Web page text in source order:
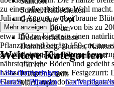
Sonne, Halbschatten
Größe ohne Topf
30 cm - 100 cm
Bodenverhältnisse
Durchlässig, Humos,
Empfohlener Pflanzabstand
150 cm
Pflanzenschnitt
März, April
zu einer pflegeleichten Wahl
Juli und August, wobei braune
Mit einer Wuchshöhe von bis zu
etwa 150 cm bietet sie einen
Pflanzabstand beträgt 150 cm, um
gewährleisten. Die Pflanze
nährstoffreiche Böden und gedeiht
halbschattigen Lagen. Festgezurrt:
FloraSelf Arundo
Mehr anzeigen
Weitere Kategorien
Liste überspringen
Garten
Pflanzen